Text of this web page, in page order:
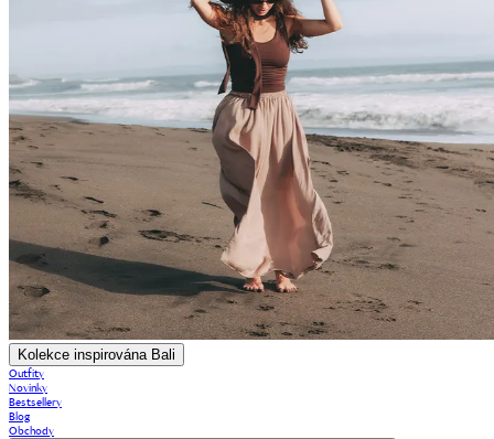
Kolekce inspirována Bali
Outfity
Novinky
Bestsellery
Blog
Obchody